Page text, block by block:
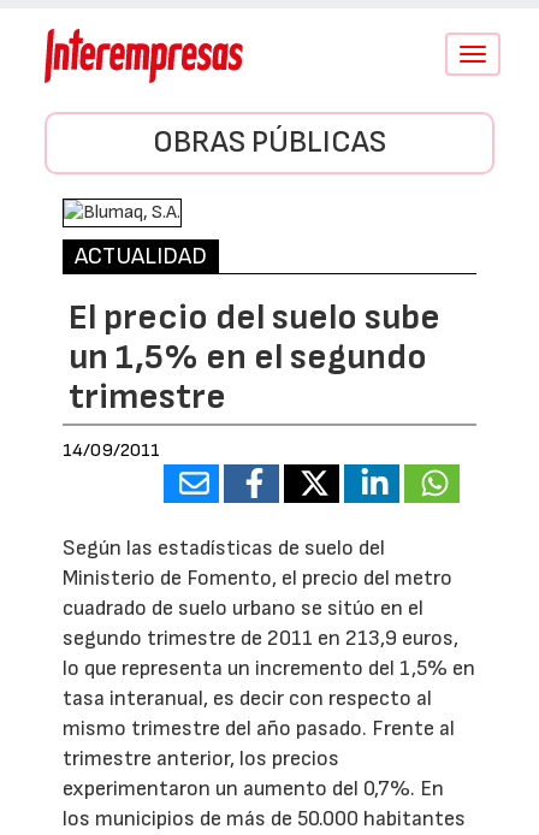
Conmutar
OBRAS PÚBLICAS
ACTUALIDAD
El precio del suelo sube
un 1,5% en el segundo
trimestre
14/09/2011
Según las estadísticas de suelo del
Ministerio de Fomento, el precio del metro
cuadrado de suelo urbano se sitúo en el
segundo trimestre de 2011 en 213,9 euros,
lo que representa un incremento del 1,5% en
tasa interanual, es decir con respecto al
mismo trimestre del año pasado. Frente al
trimestre anterior, los precios
experimentaron un aumento del 0,7%. En
los municipios de más de 50.000 habitantes